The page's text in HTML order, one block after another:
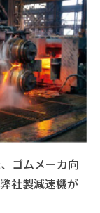
ゴムメーカ向
社製減速機が